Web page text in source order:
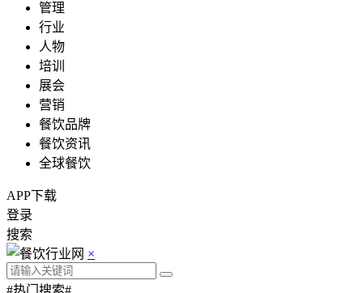
管理
行业
人物
培训
展会
营销
餐饮品牌
餐饮资讯
全球餐饮
APP下载
登录
搜索
×
#热门搜索#